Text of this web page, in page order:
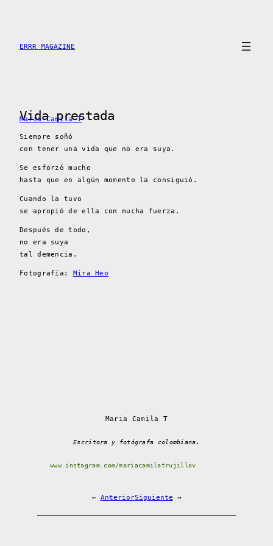
contenido
ERRR MAGAZINE
Vida prestada
Maria Camila T
Siempre soñó
con tener una vida que no era suya.
Se esforzó mucho
hasta que en algún momento la consiguió.
Cuando la tuvo
se apropió de ella con mucha fuerza.
Después de todo,
no era suya
tal demencia.
Fotografía: Mira Heo
Maria Camila T
Escritora y fotógrafa colombiana.
www.instagram.com/mariacamilatrujillov
← AnteriorSiguiente →